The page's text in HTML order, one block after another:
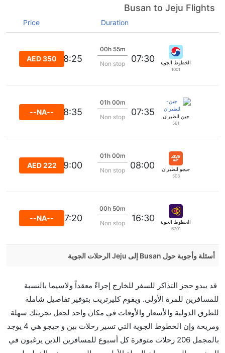
Busan to Jeju Flights
Duration
Price
الخطوط الجوية الكورية
1001
07:30
00h 55m
Non stop
08:25
AED 350
جين للطيران
561
07:35
01h 00m
Non stop
08:35
--NA--
جيجو للطيران
503
08:00
01h 00m
Non stop
09:00
AED 222
الخطوط الجوية الدولية التايلاندية
6701
16:30
00h 50m
Non stop
17:20
--NA--
أسئلة وأجوبة حول Busan إلى Jeju الرحلات الجوية
من إلىجيجو مما تستغرقه الخطوط الجوية الأخرى؟
نعم. توفر كل من Jeju Air أسرع رحلات الطيران على هذا
الطريق،
هل توفر شركات الطيران مساحة إضافية للنوم؟
كثير من خطوط طيران درجة رجال الأعمال توفر مساحة
قد يبدو حجز التذاكر للسفر للخارج إجراءً معقداً ولاسيما بالنسبة
للمسافرين للمرة الأولى. ويقوم كليرتريب بتوفير تفاصيل شاملة
للطرق الدولية والأسعار والأوقات في مكان واحد لجعل تجربتك سهلة
ومريحة وإن الخطوط الجوية التي تسير رحلات بين و جيجو هي 4 يوجد
بالمجمل 206 رحلات متوفرة كل أسبوع للمسافرين الذين يرغبون في